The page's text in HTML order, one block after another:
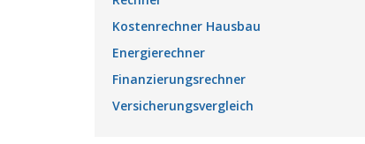
Kostenrechner Hausbau
Energierechner
Finanzierungsrechner
Versicherungsvergleich